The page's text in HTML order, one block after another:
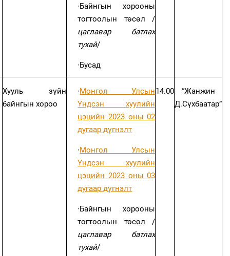
·Байнгын хорооны
тогтоолын төсөл /
цаглавар батлах
тухай/
·Бусад
Хууль зүйн
байнгын хороо
·Монгол Улсын
Үндсэн хуулийн
цэцийн 2023 оны 02
дугаар дүгнэлт
·Монгол Улсын
Үндсэн хуулийн
цэцийн 2023 оны 03
дугаар дүгнэлт
·Байнгын хорооны
тогтоолын төсөл /
цаглавар батлах
тухай/
14.00
“Жанжин
Д.Сүхбаатар”